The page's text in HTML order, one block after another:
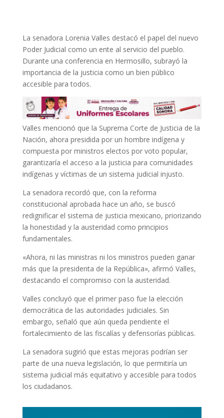
La senadora Lorenia Valles destacó el papel del nuevo
Poder Judicial como un ente al servicio del pueblo.
Durante una conferencia en Hermosillo, subrayó la
importancia de la justicia como un bien público
accesible para todos.
Valles mencionó que la Suprema Corte de Justicia de la
Nación, ahora presidida por un hombre indígena y
compuesta por ministros electos por voto popular,
garantizaría el acceso a la justicia para comunidades
indígenas y víctimas de un sistema judicial injusto.
La senadora recordó que, con la reforma
constitucional aprobada hace un año, se buscó
redignificar el sistema de justicia mexicano, priorizando
la honestidad y la austeridad como principios
fundamentales.
«Ahora, ni las ministras ni los ministros pueden ganar
más que la presidenta de la República», afirmó Valles,
destacando el compromiso con la austeridad.
Valles concluyó que el primer paso fue la elección
democrática de las autoridades judiciales. Sin
embargo, señaló que aún queda pendiente el
fortalecimiento de las fiscalías y defensorías públicas.
La senadora sugirió que estas mejoras podrían ser
parte de una nueva legislación, lo que permitiría un
sistema judicial más equitativo y accesible para todos
los ciudadanos.